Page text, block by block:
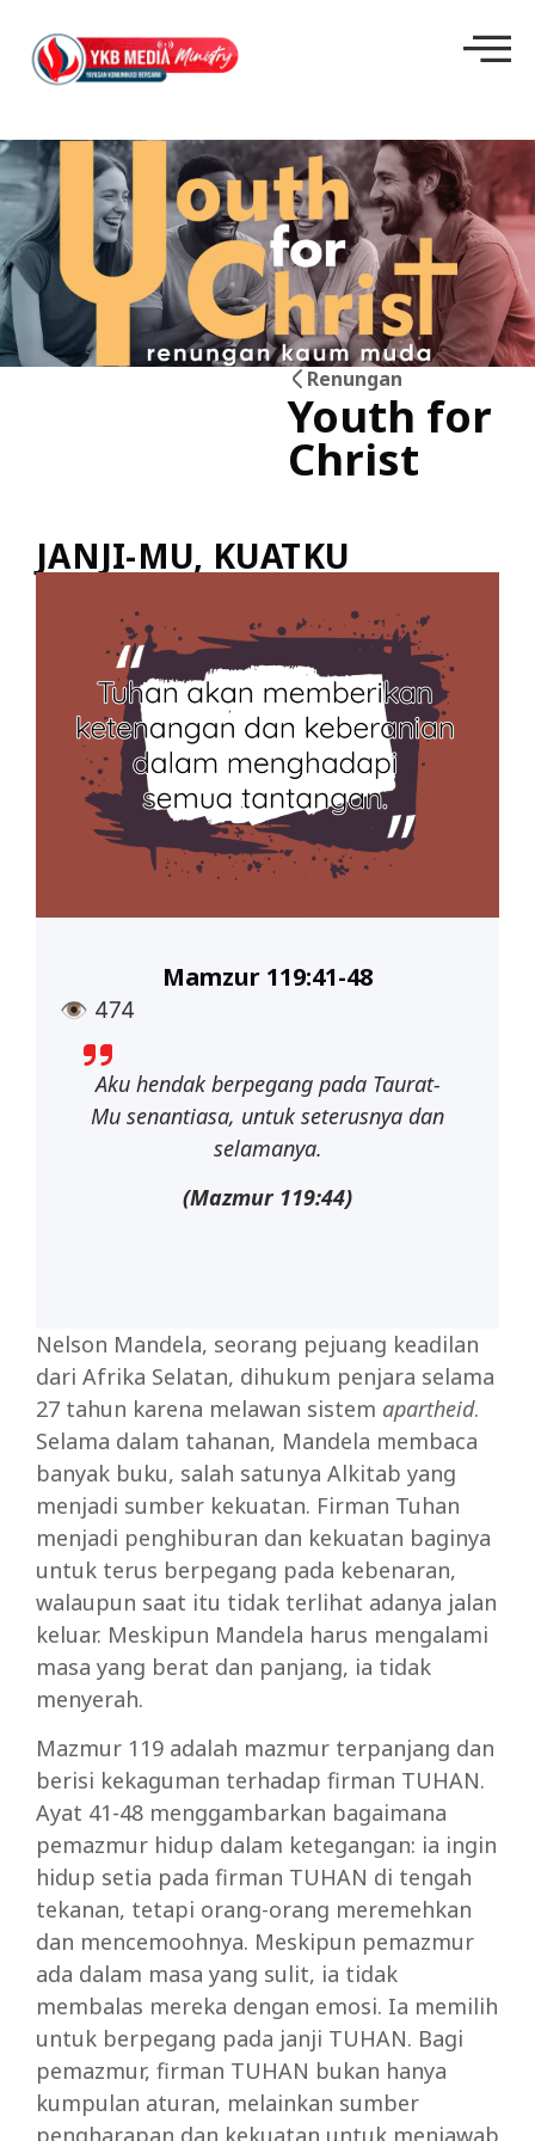
Renungan
Youth for
Christ
JANJI-MU, KUATKU
👁 474
Mamzur 119:41-48
Aku hendak berpegang pada Taurat-
Mu senantiasa, untuk seterusnya dan
selamanya.
(Mazmur 119:44)
Nelson Mandela, seorang pejuang keadilan
dari Afrika Selatan, dihukum penjara selama
27 tahun karena melawan sistem apartheid.
Selama dalam tahanan, Mandela membaca
banyak buku, salah satunya Alkitab yang
menjadi sumber kekuatan. Firman Tuhan
menjadi penghiburan dan kekuatan baginya
untuk terus berpegang pada kebenaran,
walaupun saat itu tidak terlihat adanya jalan
keluar. Meskipun Mandela harus mengalami
masa yang berat dan panjang, ia tidak
menyerah.
Mazmur 119 adalah mazmur terpanjang dan
berisi kekaguman terhadap firman TUHAN.
Ayat 41-48 menggambarkan bagaimana
pemazmur hidup dalam ketegangan: ia ingin
hidup setia pada firman TUHAN di tengah
tekanan, tetapi orang-orang meremehkan
dan mencemoohnya. Meskipun pemazmur
ada dalam masa yang sulit, ia tidak
membalas mereka dengan emosi. Ia memilih
untuk berpegang pada janji TUHAN. Bagi
pemazmur, firman TUHAN bukan hanya
kumpulan aturan, melainkan sumber